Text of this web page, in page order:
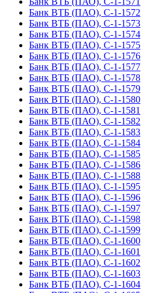
Банк ВТБ (ПАО), С-1-1572
Банк ВТБ (ПАО), С-1-1573
Банк ВТБ (ПАО), С-1-1574
Банк ВТБ (ПАО), С-1-1575
Банк ВТБ (ПАО), С-1-1576
Банк ВТБ (ПАО), С-1-1577
Банк ВТБ (ПАО), С-1-1578
Банк ВТБ (ПАО), С-1-1579
Банк ВТБ (ПАО), С-1-1580
Банк ВТБ (ПАО), С-1-1581
Банк ВТБ (ПАО), С-1-1582
Банк ВТБ (ПАО), С-1-1583
Банк ВТБ (ПАО), С-1-1584
Банк ВТБ (ПАО), С-1-1585
Банк ВТБ (ПАО), С-1-1586
Банк ВТБ (ПАО), С-1-1588
Банк ВТБ (ПАО), С-1-1595
Банк ВТБ (ПАО), С-1-1596
Банк ВТБ (ПАО), С-1-1597
Банк ВТБ (ПАО), С-1-1598
Банк ВТБ (ПАО), С-1-1599
Банк ВТБ (ПАО), С-1-1600
Банк ВТБ (ПАО), С-1-1601
Банк ВТБ (ПАО), С-1-1602
Банк ВТБ (ПАО), С-1-1603
Банк ВТБ (ПАО), С-1-1604